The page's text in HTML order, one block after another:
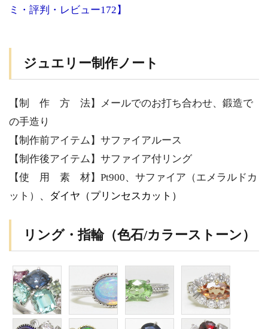
ミ・評判・レビュー172】
ジュエリー制作ノート
【制 作 方 法】メールでのお打ち合わせ、鍛造で
の手造り
【制作前アイテム】サファイアルース
【制作後アイテム】サファイア付リング
【使 用 素 材】Pt900、サファイア（エメラルドカ
ット）
、ダイヤ（プリンセスカット）
リング・指輪（色石/カラーストーン）